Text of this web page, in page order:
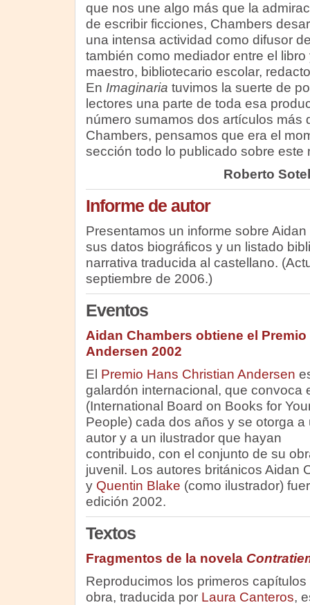
que nos une algo más que la
de escribir ficciones, Chambers
una intensa actividad como difusor
también como mediador entre el
maestro, bibliotecario escolar,
En Imaginaria tuvimos la suerte de
lectores una parte de toda esa
número sumamos dos artículos más
Chambers, pensamos que era el
sección todo lo publicado sobre este
Roberto
Informe de autor
Presentamos un informe sobre
sus datos biográficos y un listado
narrativa traducida al castellano.
septiembre de 2006.)
Eventos
Aidan Chambers obtiene el Premio
Andersen 2002
El Premio Hans Christian Andersen
galardón internacional, que convoca
(International Board on Books for
People) cada dos años y se otorga a
autor y a un ilustrador que hayan
contribuido, con el conjunto de su
juvenil. Los autores británicos Aidan
y Quentin Blake (como ilustrador)
edición 2002.
Textos
Fragmentos de la novela
Reproducimos los primeros
obra, traducida por Laura Canteros,